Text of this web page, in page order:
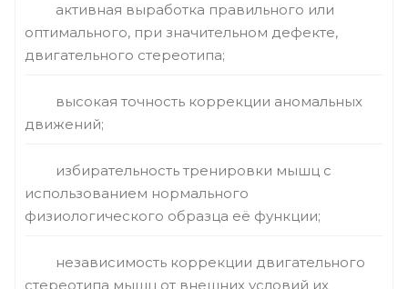
активная выработка правильного или
оптимального, при значительном дефекте,
двигательного стереотипа;
высокая точность коррекции аномальных
движений;
избирательность тренировки мышц с
использованием нормального
физиологического образца её функции;
независимость коррекции двигательного
стереотипа мышц от внешних условий их